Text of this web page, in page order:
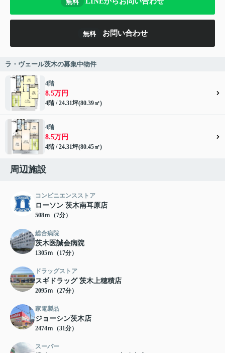
無料
無料 お問い合わせ
ラ・ヴェール茨木の募集中物件
4階
8.5万円
4階 / 24.31坪(80.39㎡)
4階
8.5万円
4階 / 24.31坪(80.45㎡)
周辺施設
コンビニエンスストア
ローソン 茨木南耳原店
508ｍ（7分）
総合病院
茨木医誠会病院
1305ｍ（17分）
ドラッグストア
スギドラッグ 茨木上穂積店
2095ｍ（27分）
家電製品
ジョーシン茨木店
2474ｍ（31分）
スーパー